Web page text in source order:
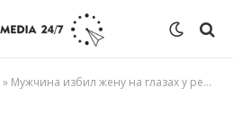
» Мужчина избил жену на глазах у ребёнка и прохожих в Астане